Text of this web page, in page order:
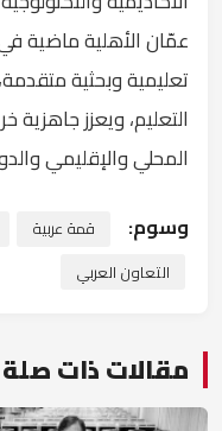
عمّان الأهلية ماضية
تعليمية وبحثية
التعليم، ويعزز
المحلي والإقليمي
وسوم: قمة عربية
التعاون العربي
مقالات ذات صلة